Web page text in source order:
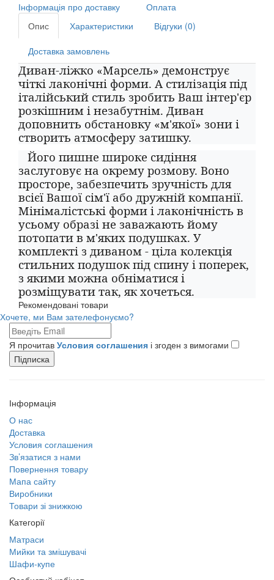
Інформація про доставку
Оплата
Опис
Характеристики Відгуки (0)
Доставка замовлень
Диван-ліжко «Марсель» демонструє
чіткі лаконічні форми. А стилізація під
італійський стиль зробить Ваш інтер'єр
розкішним і незабутнім. Диван
доповнить обстановку «м'якої» зони і
створить атмосферу затишку.
Його пишне широке сидіння
заслуговує на окрему розмову. Воно
просторе, забезпечить зручність для
всієї Вашої сім'ї або дружній компанії.
Мінімалістські форми і лаконічність в
усьому образі не заважають йому
потопати в м'яких подушках. У
комплекті з диваном - ціла колекція
стильних подушок під спину і поперек,
з якими можна обніматися і
розміщувати так, як хочеться.
Рекомендовані товари
Хочете, ми Вам зателефонуємо?
Я прочитав Условия соглашения і згоден з вимогами
Підписка
Інформація
О нас
Доставка
Условия соглашения
Зв’язатися з нами
Повернення товару
Мапа сайту
Виробники
Товари зі знижкою
Категорії
Матраси
Мийки та змішувачі
Шафи-купе